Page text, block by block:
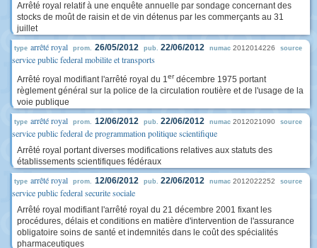
Arrêté royal relatif à une enquête annuelle par sondage concernant des
stocks de moût de raisin et de vin détenus par les commerçants au 31
juillet
type arrêté royal prom. 26/05/2012 pub. 22/06/2012 numac 2012014226 source
service public federal mobilite et transports
Arrêté royal modifiant l'arrêté royal du 1er décembre 1975 portant
règlement général sur la police de la circulation routière et de l'usage de la
voie publique
type arrêté royal prom. 12/06/2012 pub. 22/06/2012 numac 2012021090 source
service public federal de programmation politique scientifique
Arrêté royal portant diverses modifications relatives aux statuts des
établissements scientifiques fédéraux
type arrêté royal prom. 12/06/2012 pub. 22/06/2012 numac 2012022252 source
service public federal securite sociale
Arrêté royal modifiant l'arrêté royal du 21 décembre 2001 fixant les
procédures, délais et conditions en matière d'intervention de l'assurance
obligatoire soins de santé et indemnités dans le coût des spécialités
pharmaceutiques